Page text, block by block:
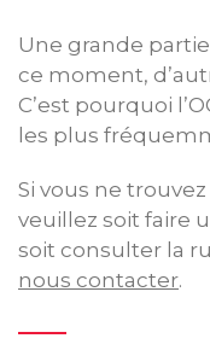
Une grande
ce moment,
C’est pourquoi
les plus
Si vous ne
veuillez soit faire
soit consulter la
nous contacter.